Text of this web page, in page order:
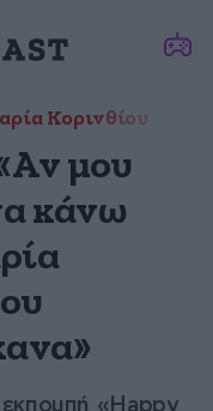
Κορινθίου
μου
κάνω
«Happy